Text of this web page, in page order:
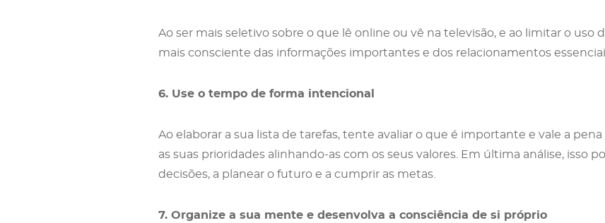
Ao ser mais seletivo sobre o que lê online ou vê na televisão, e ao limitar o uso
mais consciente das informações importantes e dos relacionamentos
6. Use o tempo de forma intencional
Ao elaborar a sua lista de tarefas, tente avaliar o que é importante e vale a
as suas prioridades alinhando-as com os seus valores. Em última análise, isso
decisões, a planear o futuro e a cumprir as metas.
7. Organize a sua mente e desenvolva a consciência de si próprio